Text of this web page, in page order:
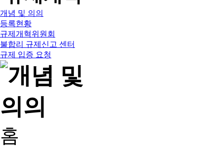
개념 및 의의
등록현황
규제개혁위원회
불합리 규제신고 센터
규제 입증 요청
홈